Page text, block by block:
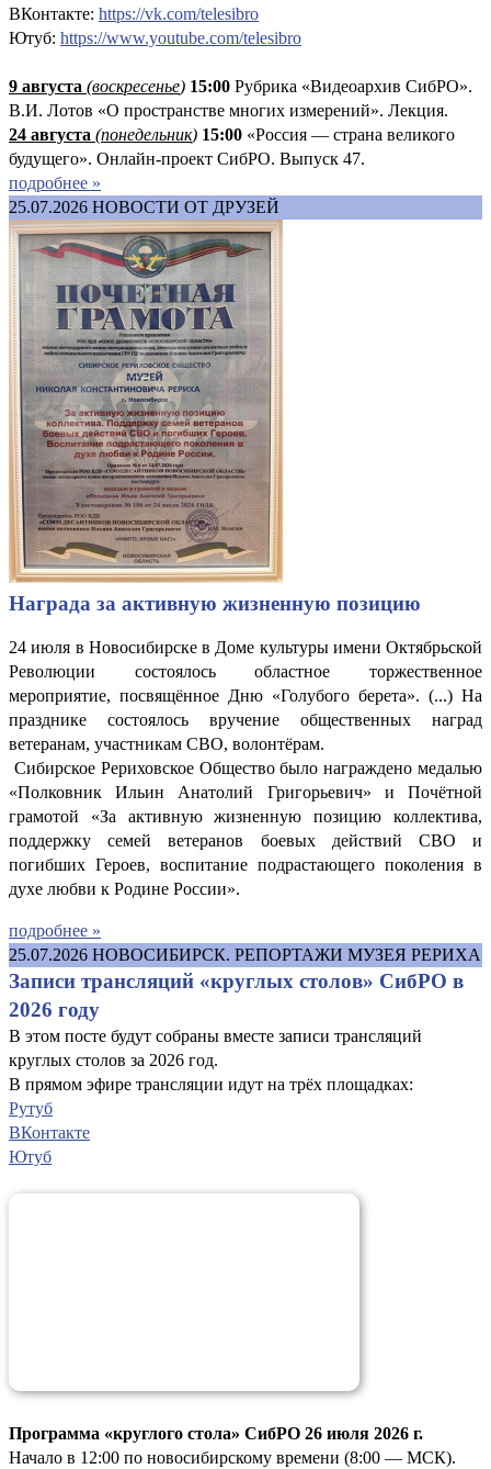
ВКонтакте: https://vk.com/telesibro
Ютуб: https://www.youtube.com/telesibro
9 августа (воскресенье) 15:00 Рубрика «Видеоархив СибРО».
В.И. Лотов «О пространстве многих измерений». Лекция.
24 августа (понедельник) 15:00 «Россия — страна великого
будущего». Онлайн-проект СибРО. Выпуск 47.
подробнее »
25.07.2026 НОВОСТИ ОТ ДРУЗЕЙ
Награда за активную жизненную позицию
24 июля в Новосибирске в Доме культуры имени Октябрьской
Революции состоялось областное торжественное
мероприятие, посвящённое Дню «Голубого берета». (...) На
празднике состоялось вручение общественных наград
ветеранам, участникам СВО, волонтёрам.
Сибирское Рериховское Общество было награждено медалью
«Полковник Ильин Анатолий Григорьевич» и Почётной
грамотой «За активную жизненную позицию коллектива,
поддержку семей ветеранов боевых действий СВО и
погибших Героев, воспитание подрастающего поколения в
духе любви к Родине России».
подробнее »
25.07.2026 НОВОСИБИРСК. РЕПОРТАЖИ МУЗЕЯ РЕРИХА
Записи трансляций «круглых столов» СибРО в
2026 году
В этом посте будут собраны вместе записи трансляций
круглых столов за 2026 год.
В прямом эфире трансляции идут на трёх площадках:
Рутуб
ВКонтакте
Ютуб
Программа «круглого стола» СибРО 26 июля 2026 г.
Начало в 12:00 по новосибирскому времени (8:00 — МСК).